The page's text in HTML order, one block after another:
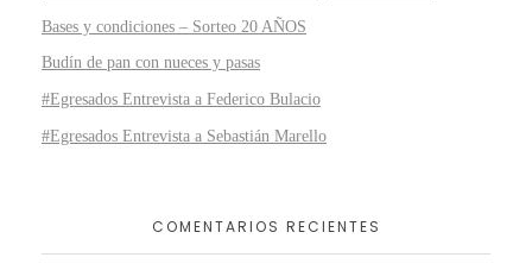
Bases y condiciones – Sorteo 20 AÑOS
Budín de pan con nueces y pasas
#Egresados Entrevista a Federico Bulacio
#Egresados Entrevista a Sebastián Marello
COMENTARIOS RECIENTES